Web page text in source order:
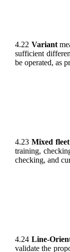
4.22 Variant
sufficient
be operated, as
4.23 Mixed
training,
checking, and
4.24Line-
validate the